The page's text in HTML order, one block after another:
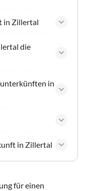
in Zillertal
die
in
in Zillertal
für einen